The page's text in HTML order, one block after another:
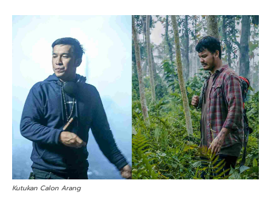
Kutukan Calon Arang